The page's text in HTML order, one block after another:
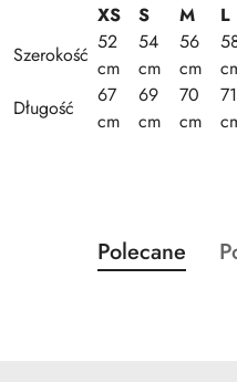
XS S M L
Szerokość
52
cm
54
cm
56
cm
Długość
67
cm
69
cm
70
cm
71
Pomiń karuzelę
Produkty
o
Polecane